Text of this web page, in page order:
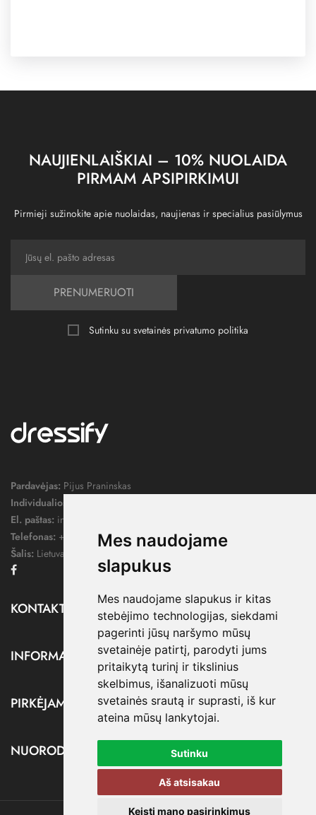
Mes naudojame
slapukus
Mes naudojame slapukus ir kitas
stebėjimo technologijas, siekdami
pagerinti jūsų naršymo mūsų
svetainėje patirtį, parodyti jums
pritaikytą turinį ir tikslinius
skelbimus, išanalizuoti mūsų
svetainės srautą ir suprasti, iš kur
ateina mūsų lankytojai.
Sutinku
Aš atsisakau
Keisti mano pasirinkimus
NAUJIENLAIŠKIAI – 10% NUOLAIDA
PIRMAM APSIPIRKIMUI
Pirmieji sužinokite apie nuolaidas, naujienas ir specialius pasiūlymus
PRENUMERUOTI
Sutinku su svetainės privatumo politika
Pardavėjas: Pijus Praninskas
Individualios veiklos pažymos nr.:
El. paštas: info@dressify.lt
Telefonas: +370 676 78578
Šalis: Lietuva
KONTAKTAI
INFORMACIJA
PIRKĖJAMS
NUORODOS